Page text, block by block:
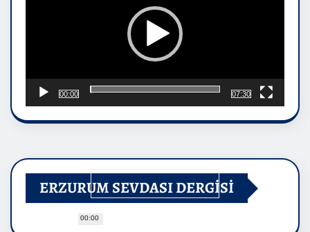
00:00
00:00
07:30
ERZURUM SEVDASI DERGİSİ